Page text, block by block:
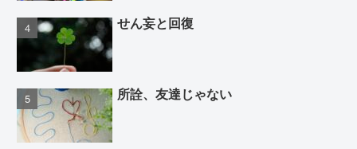
せん妄と回復
所詮、友達じゃない